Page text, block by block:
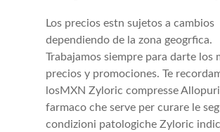
Los precios estn sujetos a cambios
dependiendo de la zona geogrfica.
Trabajamos siempre para darte los
precios y promociones. Te
losMXN Zyloric compresse
farmaco che serve per curare le
condizioni patologiche Zyloric